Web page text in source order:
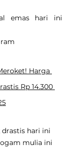
emas hari ini
Harga
Rp 14.300
drastis hari ini
mulia ini